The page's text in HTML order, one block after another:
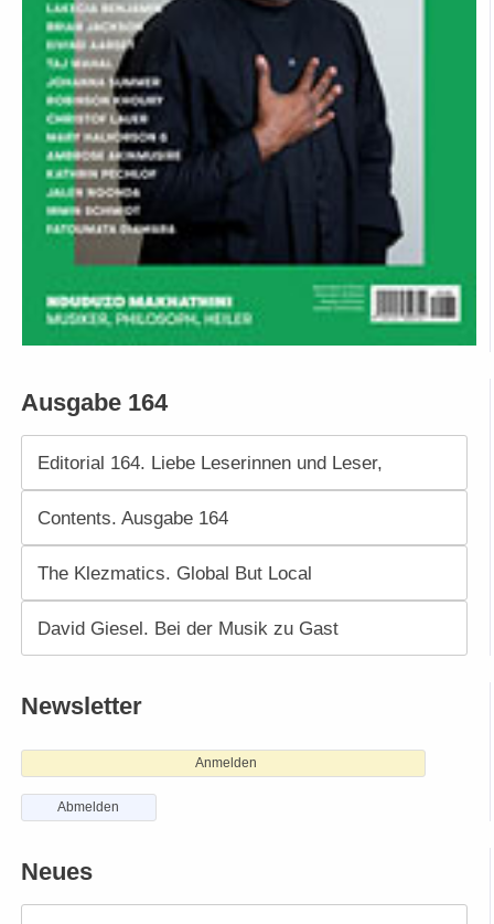
Ausgabe 164
Editorial 164. Liebe Leserinnen und Leser,
Contents. Ausgabe 164
The Klezmatics. Global But Local
David Giesel. Bei der Musik zu Gast
Newsletter
Anmelden
Abmelden
Neues